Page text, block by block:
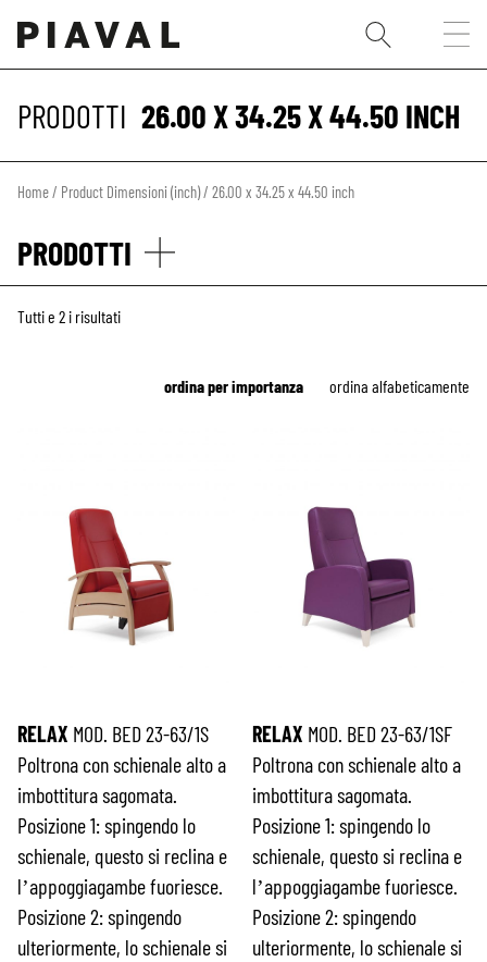
PRODOTTI 26.00 X 34.25 X 44.50 INCH
Home/ Product Dimensioni (inch) / 26.00 x 34.25 x 44.50 inch
PRODOTTI
Tutti e 2 i risultati
ordina alfabeticamente
ordina per importanza
RELAX MOD. BED 23-63/1S
Poltrona con schienale alto a
imbottitura sagomata.
Posizione 1: spingendo lo
schienale, questo si reclina e
l’appoggiagambe fuoriesce.
Posizione 2: spingendo
ulteriormente, lo schienale si
RELAX MOD. BED 23-63/1SF
Poltrona con schienale alto a
imbottitura sagomata.
Posizione 1: spingendo lo
schienale, questo si reclina e
l’appoggiagambe fuoriesce.
Posizione 2: spingendo
ulteriormente, lo schienale si